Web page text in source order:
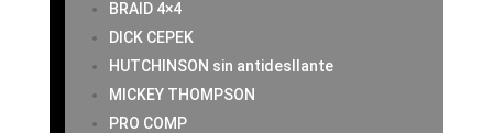
BRAID 4×4
DICK CEPEK
HUTCHINSON sin antidesllante
MICKEY THOMPSON
PRO COMP